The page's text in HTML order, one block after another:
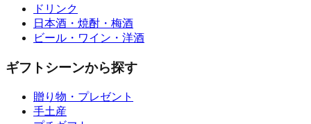
ドリンク
日本酒・焼酎・梅酒
ビール・ワイン・洋酒
ギフトシーンから探す
贈り物・プレゼント
手土産